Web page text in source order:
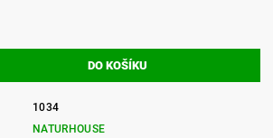
1034
NATURHOUSE